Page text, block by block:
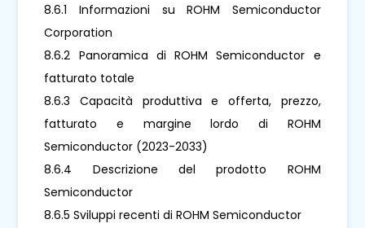
8.6.1 Informazioni su ROHM Semiconductor
Corporation
8.6.2 Panoramica di ROHM Semiconductor e
fatturato totale
8.6.3 Capacità produttiva e offerta, prezzo,
fatturato e margine lordo di ROHM
Semiconductor (2023-2033)
8.6.4 Descrizione del prodotto ROHM
Semiconductor
8.6.5 Sviluppi recenti di ROHM Semiconductor